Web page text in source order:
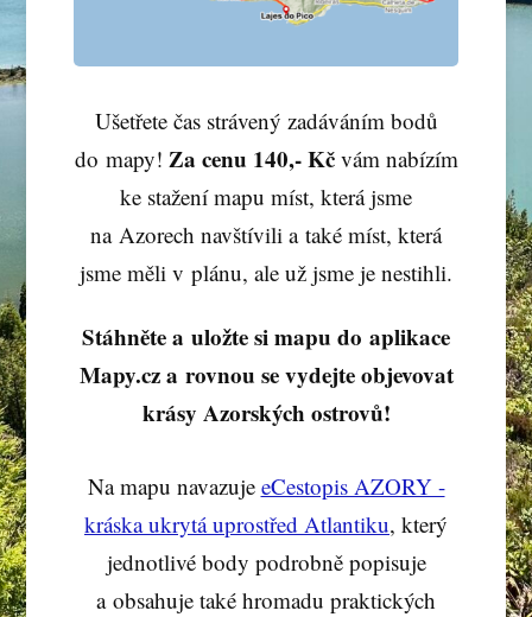
Ušetřete čas strávený zadáváním bodů
do mapy! Za cenu 140,- Kčvám nabízím
ke stažení mapu míst, která jsme
na Azorech navštívili a také míst, která
jsme měli v plánu, ale už jsme je nestihli.
Stáhněte a uložte si mapu do aplikace
Mapy.cz a rovnou se vydejte objevovat
krásy Azorských ostrovů!
Na mapu navazuje eCestopis AZORY -
kráska ukrytá uprostřed Atlantiku, který
jednotlivé body podrobně popisuje
a obsahuje také hromadu praktických